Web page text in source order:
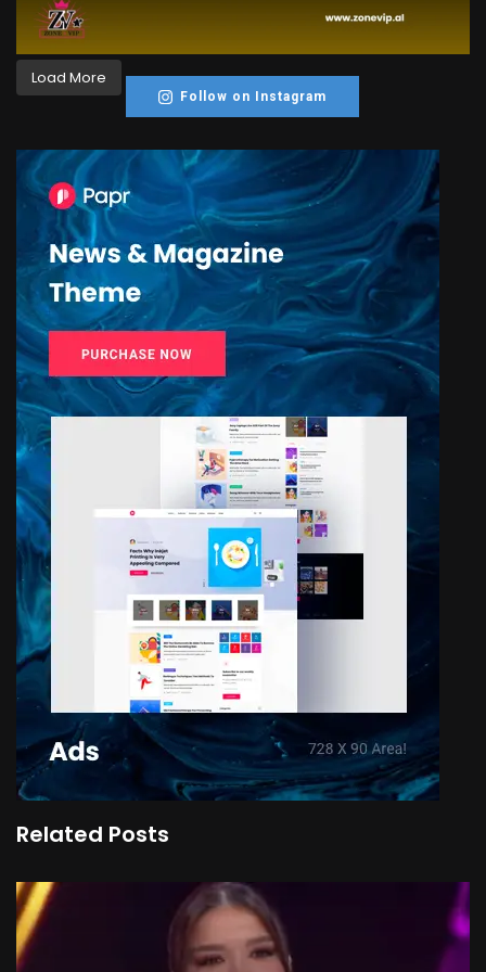
Load More
Follow on Instagram
Related Posts